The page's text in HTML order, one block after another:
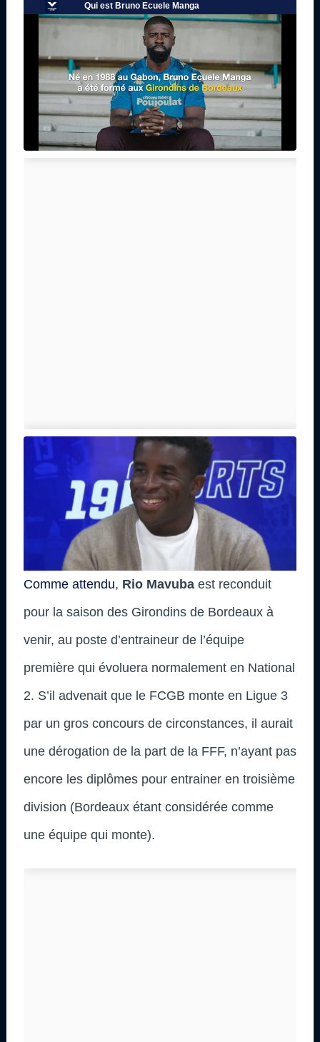
Comme attendu, Rio Mavuba est reconduit
pour la saison des Girondins de Bordeaux à
venir, au poste d’entraineur de l’équipe
première qui évoluera normalement en National
2. S’il advenait que le FCGB monte en Ligue 3
par un gros concours de circonstances, il aurait
une dérogation de la part de la FFF, n’ayant pas
encore les diplômes pour entrainer en troisième
division (Bordeaux étant considérée comme
une équipe qui monte).